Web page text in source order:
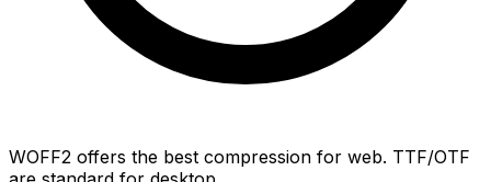
WOFF2 offers the best compression for web. TTF/OTF